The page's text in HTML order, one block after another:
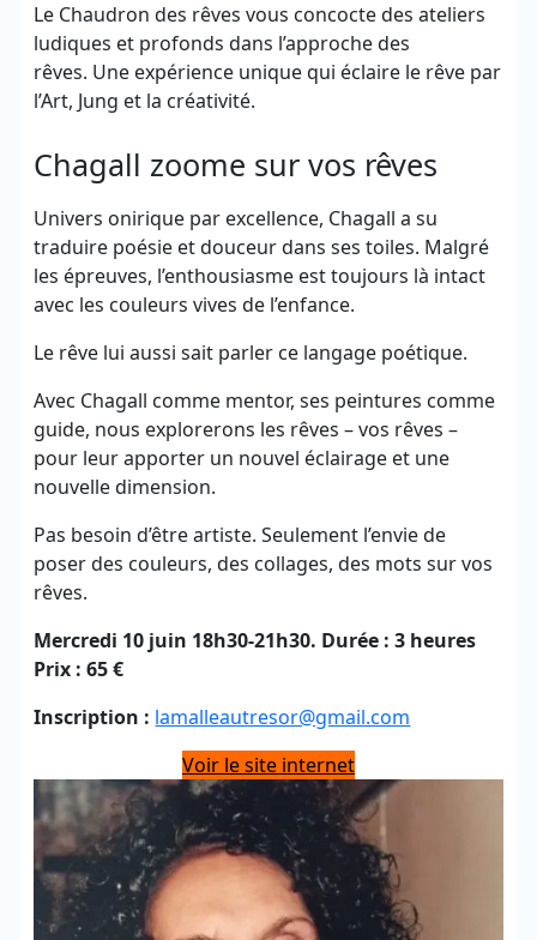
Le Chaudron des rêves vous concocte des ateliers
ludiques et profonds dans l’approche des
rêves. Une expérience unique qui éclaire le rêve par
l’Art, Jung et la créativité.
Chagall zoome sur vos rêves
Univers onirique par excellence, Chagall a su
traduire poésie et douceur dans ses toiles. Malgré
les épreuves, l’enthousiasme est toujours là intact
avec les couleurs vives de l’enfance.
Le rêve lui aussi sait parler ce langage poétique.
Avec Chagall comme mentor, ses peintures comme
guide, nous explorerons les rêves – vos rêves –
pour leur apporter un nouvel éclairage et une
nouvelle dimension.
Pas besoin d’être artiste. Seulement l’envie de
poser des couleurs, des collages, des mots sur vos
rêves.
Mercredi 10 juin 18h30-21h30. Durée : 3 heures
Prix : 65 €
Inscription : lamalleautresor@gmail.com
Voir le site internet